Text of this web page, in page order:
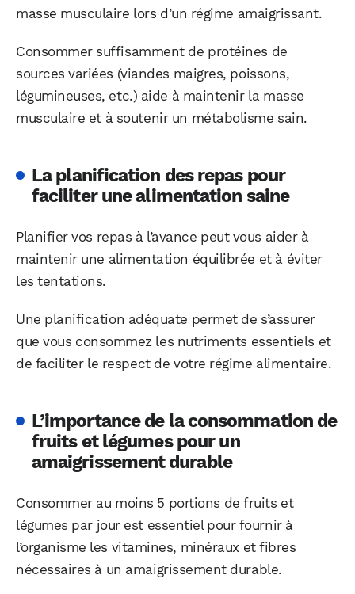
masse musculaire lors d’un régime amaigrissant.
Consommer suffisamment de protéines de
sources variées (viandes maigres, poissons,
légumineuses, etc.) aide à maintenir la masse
musculaire et à soutenir un métabolisme sain.
La planification des repas pour
faciliter une alimentation saine
Planifier vos repas à l’avance peut vous aider à
maintenir une alimentation équilibrée et à éviter
les tentations.
Une planification adéquate permet de s’assurer
que vous consommez les nutriments essentiels et
de faciliter le respect de votre régime alimentaire.
L’importance de la consommation de
fruits et légumes pour un
amaigrissement durable
Consommer au moins 5 portions de fruits et
légumes par jour est essentiel pour fournir à
l’organisme les vitamines, minéraux et fibres
nécessaires à un amaigrissement durable.